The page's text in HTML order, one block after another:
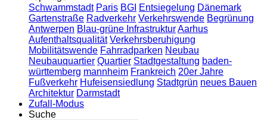
Schwammstadt Paris BGI Entsiegelung Dänemark
Gartenstraße Radverkehr Verkehrswende Begrünung
Antwerpen Blau-grüne InfrastrukturAarhus
Aufenthaltsqualität Verkehrsberuhigung
Mobilitätswende Fahrradparken Neubau
Neubauquartier Quartier Stadtgestaltung baden-
württemberg mannheim Frankreich 20er Jahre
Fußverkehr Hufeisensiedlung Stadtgrün neues Bauen
Architektur Darmstadt
Zufall-Modus
Suche